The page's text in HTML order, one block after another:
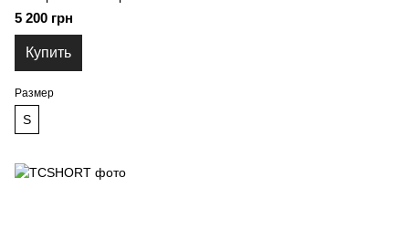
5 200 грн
Купить
Размер
S